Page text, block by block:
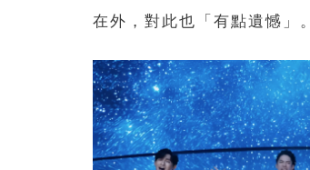
在外，對此也「有點遺憾」。